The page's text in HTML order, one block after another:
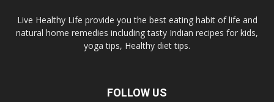
Live Healthy Life provide you the best eating habit of life and
natural home remedies including tasty Indian recipes for kids,
yoga tips, Healthy diet tips.
FOLLOW US